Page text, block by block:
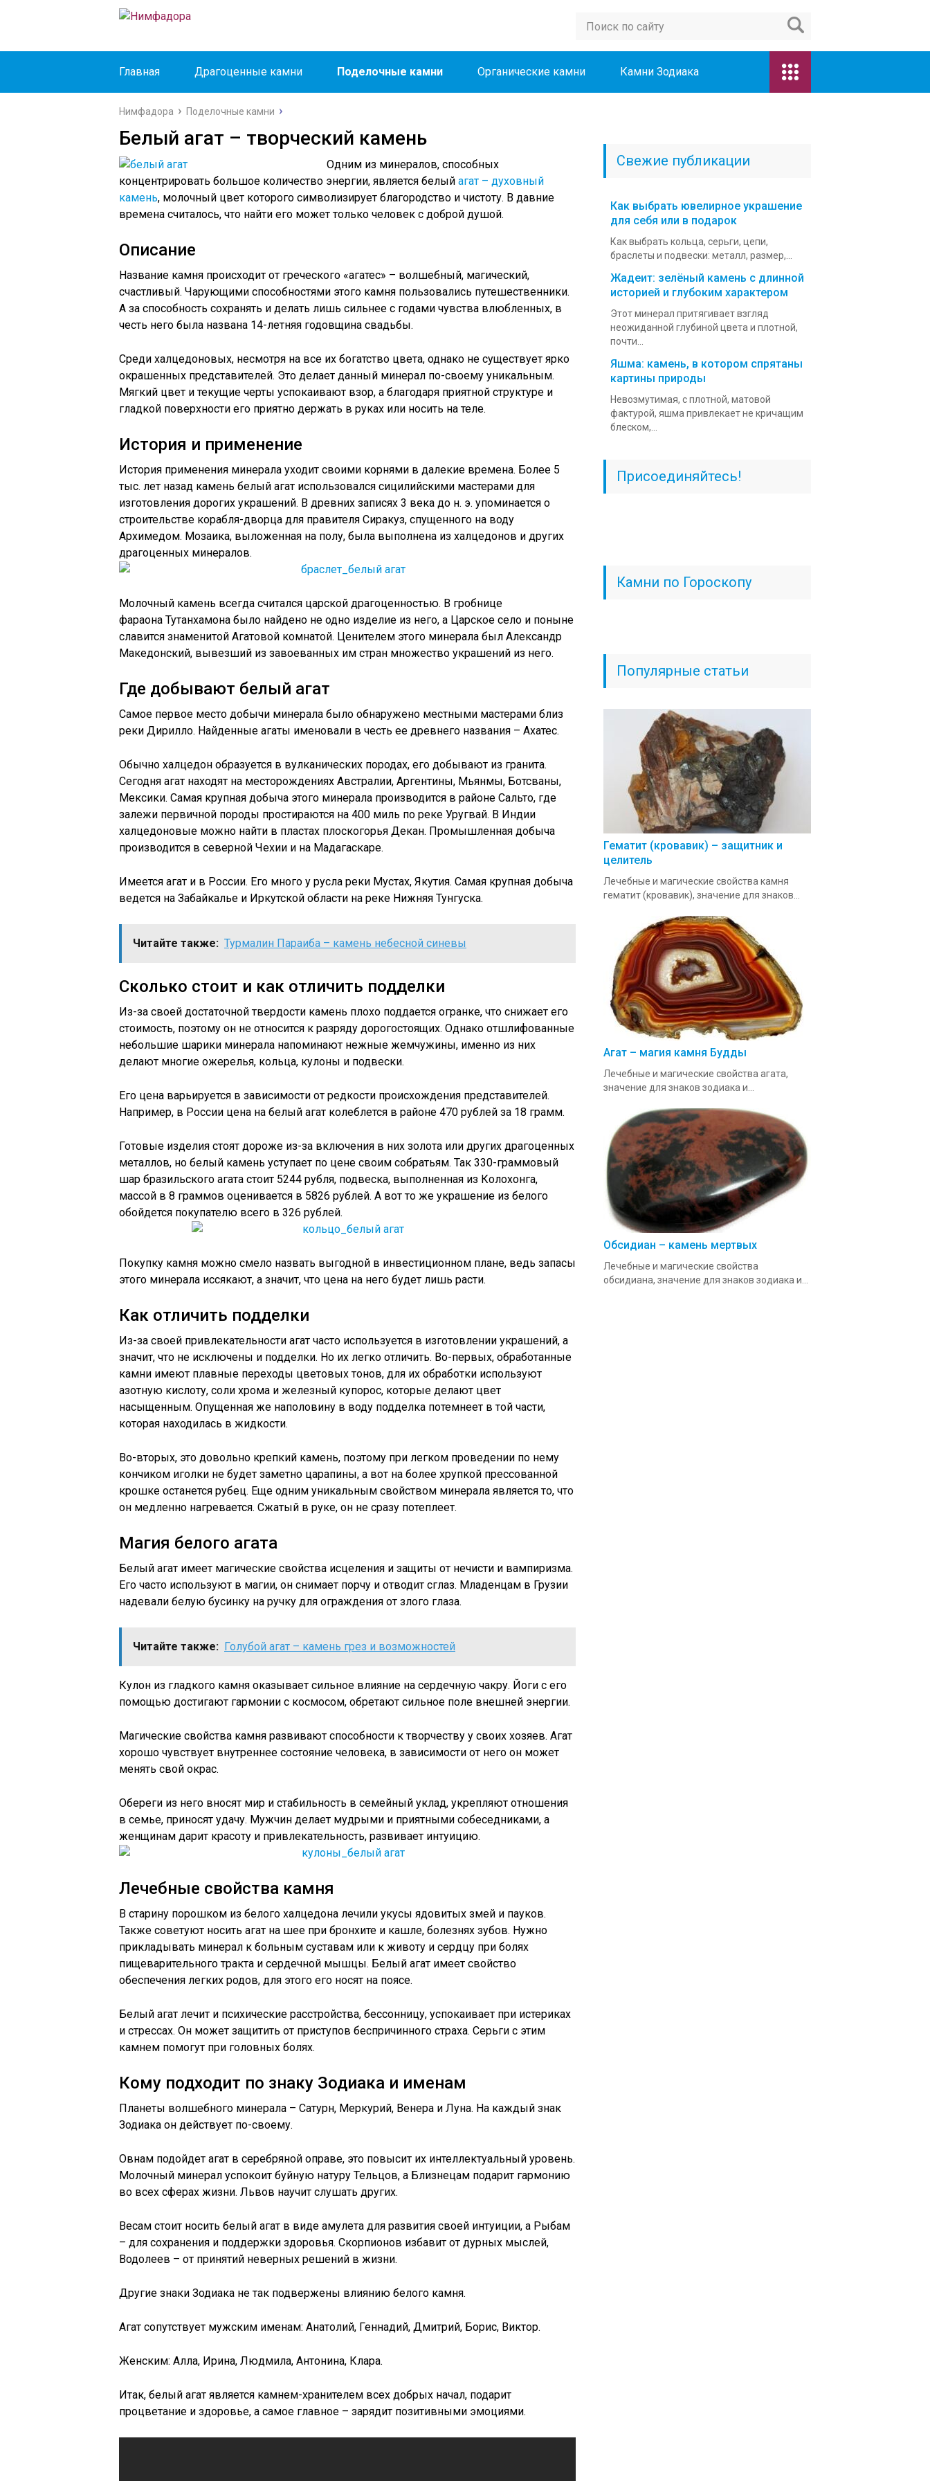
Главная Драгоценные камни Поделочные камни Органические камни Камни Зодиака
Нимфадора Поделочные камни
Белый агат – творческий камень
Одним из минералов, способных
концентрировать большое количество энергии, является белый агат – духовный
камень, молочный цвет которого символизирует благородство и чистоту. В давние
времена считалось, что найти его может только человек с доброй душой.
Описание
Название камня происходит от греческого «агатес» – волшебный, магический,
счастливый. Чарующими способностями этого камня пользовались путешественники.
А за способность сохранять и делать лишь сильнее с годами чувства влюбленных, в
честь него была названа 14-летняя годовщина свадьбы.
Среди халцедоновых, несмотря на все их богатство цвета, однако не существует ярко
окрашенных представителей. Это делает данный минерал по-своему уникальным.
Мягкий цвет и текущие черты успокаивают взор, а благодаря приятной структуре и
гладкой поверхности его приятно держать в руках или носить на теле.
История и применение
История применения минерала уходит своими корнями в далекие времена. Более 5
тыс. лет назад камень белый агат использовался сицилийскими мастерами для
изготовления дорогих украшений. В древних записях 3 века до н. э. упоминается о
строительстве корабля-дворца для правителя Сиракуз, спущенного на воду
Архимедом. Мозаика, выложенная на полу, была выполнена из халцедонов и других
драгоценных минералов.
Молочный камень всегда считался царской драгоценностью. В гробнице
фараона Тутанхамона было найдено не одно изделие из него, а Царское село и поныне
славится знаменитой Агатовой комнатой. Ценителем этого минерала был Александр
Македонский, вывезший из завоеванных им стран множество украшений из него.
Где добывают белый агат
Самое первое место добычи минерала было обнаружено местными мастерами близ
реки Дирилло. Найденные агаты именовали в честь ее древнего названия – Ахатес.
Обычно халцедон образуется в вулканических породах, его добывают из гранита.
Сегодня агат находят на месторождениях Австралии, Аргентины, Мьянмы, Ботсваны,
Мексики. Самая крупная добыча этого минерала производится в районе Сальто, где
залежи первичной породы простираются на 400 миль по реке Уругвай. В Индии
халцедоновые можно найти в пластах плоскогорья Декан. Промышленная добыча
производится в северной Чехии и на Мадагаскаре.
Имеется агат и в России. Его много у русла реки Мустах, Якутия. Самая крупная добыча
ведется на Забайкалье и Иркутской области на реке Нижняя Тунгуска.
Читайте также: Турмалин Параиба – камень небесной синевы
Сколько стоит и как отличить подделки
Из-за своей достаточной твердости камень плохо поддается огранке, что снижает его
стоимость, поэтому он не относится к разряду дорогостоящих. Однако отшлифованные
небольшие шарики минерала напоминают нежные жемчужины, именно из них
делают многие ожерелья, кольца, кулоны и подвески.
Его цена варьируется в зависимости от редкости происхождения представителей.
Например, в России цена на белый агат колеблется в районе 470 рублей за 18 грамм.
Готовые изделия стоят дороже из-за включения в них золота или других драгоценных
металлов, но белый камень уступает по цене своим собратьям. Так 330-граммовый
шар бразильского агата стоит 5244 рубля, подвеска, выполненная из Колохонга,
массой в 8 граммов оценивается в 5826 рублей. А вот то же украшение из белого
обойдется покупателю всего в 326 рублей.
Покупку камня можно смело назвать выгодной в инвестиционном плане, ведь запасы
этого минерала иссякают, а значит, что цена на него будет лишь расти.
Как отличить подделки
Из-за своей привлекательности агат часто используется в изготовлении украшений, а
значит, что не исключены и подделки. Но их легко отличить. Во-первых, обработанные
камни имеют плавные переходы цветовых тонов, для их обработки используют
азотную кислоту, соли хрома и железный купорос, которые делают цвет
насыщенным. Опущенная же наполовину в воду подделка потемнеет в той части,
которая находилась в жидкости.
Во-вторых, это довольно крепкий камень, поэтому при легком проведении по нему
кончиком иголки не будет заметно царапины, а вот на более хрупкой прессованной
крошке останется рубец. Еще одним уникальным свойством минерала является то, что
он медленно нагревается. Сжатый в руке, он не сразу потеплеет.
Магия белого агата
Белый агат имеет магические свойства исцеления и защиты от нечисти и вампиризма.
Его часто используют в магии, он снимает порчу и отводит сглаз. Младенцам в Грузии
надевали белую бусинку на ручку для ограждения от злого глаза.
Читайте также: Голубой агат – камень грез и возможностей
Кулон из гладкого камня оказывает сильное влияние на сердечную чакру. Йоги с его
помощью достигают гармонии с космосом, обретают сильное поле внешней энергии.
Магические свойства камня развивают способности к творчеству у своих хозяев. Агат
хорошо чувствует внутреннее состояние человека, в зависимости от него он может
менять свой окрас.
Обереги из него вносят мир и стабильность в семейный уклад, укрепляют отношения
в семье, приносят удачу. Мужчин делает мудрыми и приятными собеседниками, а
женщинам дарит красоту и привлекательность, развивает интуицию.
Лечебные свойства камня
В старину порошком из белого халцедона лечили укусы ядовитых змей и пауков.
Также советуют носить агат на шее при бронхите и кашле, болезнях зубов. Нужно
прикладывать минерал к больным суставам или к животу и сердцу при болях
пищеварительного тракта и сердечной мышцы. Белый агат имеет свойство
обеспечения легких родов, для этого его носят на поясе.
Белый агат лечит и психические расстройства, бессонницу, успокаивает при истериках
и стрессах. Он может защитить от приступов беспричинного страха. Серьги с этим
камнем помогут при головных болях.
Кому подходит по знаку Зодиака и именам
Планеты волшебного минерала – Сатурн, Меркурий, Венера и Луна. На каждый знак
Зодиака он действует по-своему.
Овнам подойдет агат в серебряной оправе, это повысит их интеллектуальный уровень.
Молочный минерал успокоит буйную натуру Тельцов, а Близнецам подарит гармонию
во всех сферах жизни. Львов научит слушать других.
Весам стоит носить белый агат в виде амулета для развития своей интуиции, а Рыбам
– для сохранения и поддержки здоровья. Скорпионов избавит от дурных мыслей,
Водолеев – от принятий неверных решений в жизни.
Другие знаки Зодиака не так подвержены влиянию белого камня.
Агат сопутствует мужским именам: Анатолий, Геннадий, Дмитрий, Борис, Виктор.
Женским: Алла, Ирина, Людмила, Антонина, Клара.
Итак, белый агат является камнем-хранителем всех добрых начал, подарит
процветание и здоровье, а самое главное – зарядит позитивными эмоциями.
Свежие публикации
Как выбрать ювелирное украшение
для себя или в подарок
Как выбрать кольца, серьги, цепи,
браслеты и подвески: металл, размер,...
Жадеит: зелёный камень с длинной
историей и глубоким характером
Этот минерал притягивает взгляд
неожиданной глубиной цвета и плотной,
почти...
Яшма: камень, в котором спрятаны
картины природы
Невозмутимая, с плотной, матовой
фактурой, яшма привлекает не кричащим
блеском,...
Присоединяйтесь!
Камни по Гороскопу
Популярные статьи
Гематит (кровавик) – защитник и
целитель
Лечебные и магические свойства камня
гематит (кровавик), значение для знаков...
Агат – магия камня Будды
Лечебные и магические свойства агата,
значение для знаков зодиака и...
Обсидиан – камень мертвых
Лечебные и магические свойства
обсидиана, значение для знаков зодиака и...